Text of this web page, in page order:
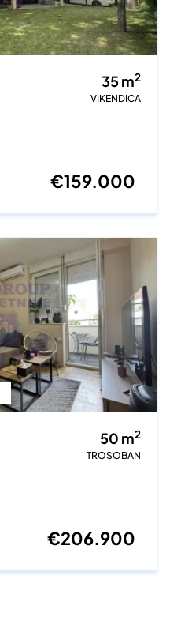
35m2
VIKENDICA
€159.000
50 m2
TROSOBAN
€206.900